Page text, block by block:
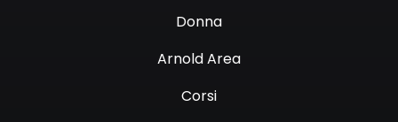
Donna
Arnold Area
Corsi